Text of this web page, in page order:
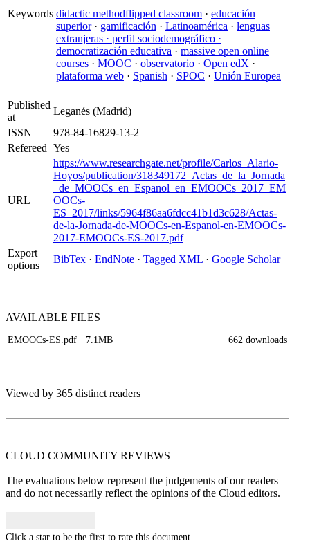
Keywords didactic methodflipped classroom · educación
superior· gamificación · Latinoamérica · lenguas
extranjeras · perfil sociodemográfico ·
democratización educativa · massive open online
courses · MOOC · observatorio · Open edX ·
plataforma web · Spanish · SPOC · Unión Europea
Published
at
Leganés (Madrid)
ISSN
978-84-16829-13-2
Refereed Yes
URL
https://www.researchgate.net/profile/Carlos_Alario-
Hoyos/publication/318349172_Actas_de_la_Jornada
_de_MOOCs_en_Espanol_en_EMOOCs_2017_EM
OOCs-
ES_2017/links/5964f86aa6fdcc41b1d3c628/Actas-
de-la-Jornada-de-MOOCs-en-Espanol-en-EMOOCs-
2017-EMOOCs-ES-2017.pdf
Export
options
BibTex · EndNote · Tagged XML · Google Scholar
AVAILABLE FILES
EMOOCs-ES.pdf · 7.1MB 662 downloads
Viewed by 365 distinct readers
CLOUD COMMUNITY REVIEWS
The evaluations below represent the judgements of our readers
and do not necessarily reflect the opinions of the Cloud editors.
Click a star to be the first to rate this document